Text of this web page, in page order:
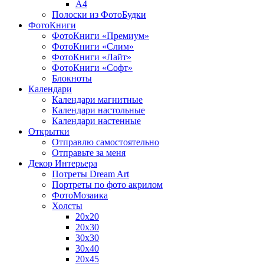
A4
Полоски из ФотоБудки
ФотоКниги
ФотоКниги «Премиум»
ФотоКниги «Слим»
ФотоКниги «Лайт»
ФотоКниги «Софт»
Блокноты
Календари
Календари магнитные
Календари настольные
Календари настенные
Открытки
Отправлю самостоятельно
Отправьте за меня
Декор Интерьера
Потреты Dream Art
Портреты по фото акрилом
ФотоМозаика
Холсты
20х20
20х30
30х30
30х40
20х45